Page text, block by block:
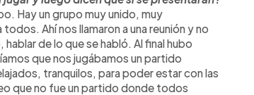
Hay un grupo muy unido, muy
Ahí nos llamaron a una reunión y no
de lo que se habló. Al final hubo
que nos jugábamos un partido
tranquilos, para poder estar con las
que no fue un partido donde todos